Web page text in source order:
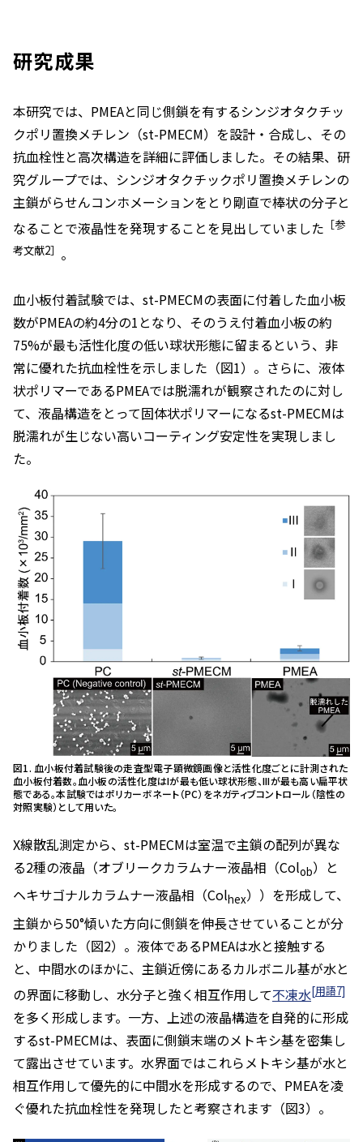
研究成果
本研究では、PMEAと同じ側鎖を有するシンジオタクチッ
クポリ置換メチレン（st-PMECM）を設計・合成し、その
抗血栓性と高次構造を詳細に評価しました。その結果、研
究グループでは、シンジオタクチックポリ置換メチレンの
主鎖がらせんコンホメーションをとり剛直で棒状の分子と
なることで液晶性を発現することを見出していました ［参
考文献2］ 。
血小板付着試験では、 st-PMECMの表面に付着した血小板
数がPMEAの約4分の1となり、そのうえ付着血小板の約
75%が最も活性化度の低い球状形態に留まるという、非
常に優れた抗血栓性を示しました（図1）。さらに、液体
状ポリマーであるPMEAでは脱濡れが観察されたのに対し
て、液晶構造をとって固体状ポリマーになるst-PMECMは
脱濡れが生じない高いコーティング安定性を実現しまし
た。
図1. 血小板付着試験後の走査型電子顕微鏡画像と活性化度ごとに計測された
血小板付着数。血小板の活性化度はIが最も低い球状形態、IIIが最も高い扁平状
態である。本試験ではポリカーボネート（PC）をネガティブコントロール（陰性の
対照実験）として用いた。
X線散乱測定から、 st-PMECMは室温で主鎖の配列が異な
る2種の液晶（オブリークカラムナー液晶相（Colob）と
ヘキサゴナルカラムナー液晶相（Colhex））を形成して、
主鎖から50°傾いた方向に側鎖を伸長させていることが分
かりました（図2）。液体であるPMEAは水と接触する
と、中間水のほかに、主鎖近傍にあるカルボニル基が水と
の界面に移動し、水分子と強く相互作用して不凍水[用語7]
を多く形成します。一方、上述の液晶構造を自発的に形成
するst-PMECMは、表面に側鎖末端のメトキシ基を密集し
て露出させています。水界面ではこれらメトキシ基が水と
相互作用して優先的に中間水を形成するので、PMEAを凌
ぐ優れた抗血栓性を発現したと考察されます（図3）。